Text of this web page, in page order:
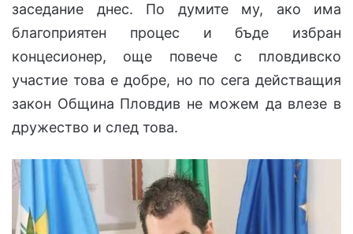
заседание днес. По думите му, ако има
благоприятен процес и бъде избран
концесионер, още повече с пловдивско
участие това е добре, но по сега действащия
закон Община Пловдив не можем да влезе в
дружество и след това.